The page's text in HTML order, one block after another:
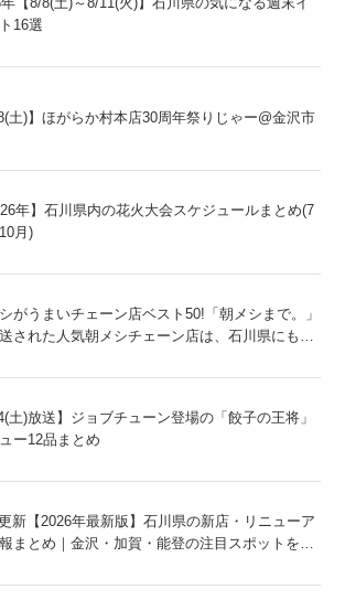
16選
8(土)】ほがらか村本店30周年祭りじゃー@金沢市
年】石川県内の花火大会スケジュールまとめ(7
月)
がうまいチェーン店ベスト50!「朝メシまで。」
された人気朝メシチェーン店は、石川県にもあ
4(土)放送】ジョブチューン登場の「餃子の王将」
ー12品まとめ
新【2026年最新版】石川県の新店・リニューア
まとめ｜金沢・加賀・能登の注目スポットをチ